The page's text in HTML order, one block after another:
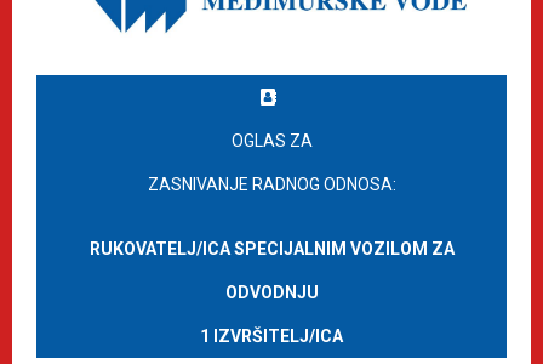
OGLAS ZA
ZASNIVANJE RADNOG ODNOSA:
RUKOVATELJ/ICA SPECIJALNIM VOZILOM ZA
ODVODNJU
1 IZVRŠITELJ/ICA